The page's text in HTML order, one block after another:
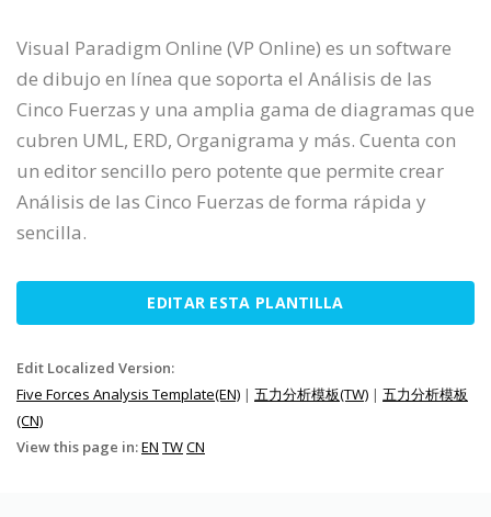
Visual Paradigm Online (VP Online) es un software
de dibujo en línea que soporta el Análisis de las
Cinco Fuerzas y una amplia gama de diagramas que
cubren UML, ERD, Organigrama y más. Cuenta con
un editor sencillo pero potente que permite crear
Análisis de las Cinco Fuerzas de forma rápida y
sencilla.
EDITAR ESTA PLANTILLA
Edit Localized Version:
Five Forces Analysis Template(EN) | 五力分析模板(TW) | 五力分析模板
(CN)
View this page in:EN TWCN